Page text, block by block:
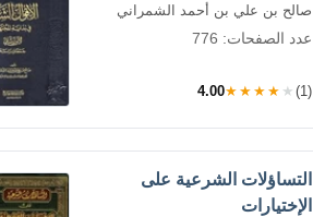
صالح بن علي بن أحمد الشمراني
عدد الصفحات: 776
4.00★★★★★ (1)
التساؤلات الشرعية على
الإختيارات